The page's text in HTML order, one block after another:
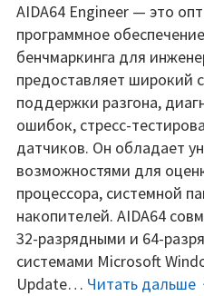
AIDA64 Engineer — это
программное
бенчмаркинга для
предоставляет широкий
поддержки разгона,
ошибок, стресс-
датчиков. Он обладает
возможностями для
процессора, системной
накопителей. AIDA64
32-разрядными и 64-
системами Microsoft
Update… Читать дальше